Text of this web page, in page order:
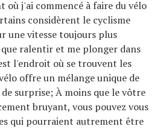
où j'ai commencé à faire du vélo
considèrent le cyclisme
une vitesse toujours plus
ralentir et me plonger dans
l'endroit où se trouvent les
offre un mélange unique de
surprise; À moins que le vôtre
bruyant, vous pouvez vous
qui pourraient autrement être